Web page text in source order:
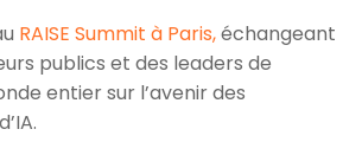
RAISE Summit à Paris,échangeant
publics et des leaders de
entier sur l’avenir des